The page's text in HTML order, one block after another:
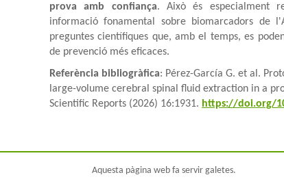
prova amb confiança. Això és especialment
informació fonamental sobre biomarcadors de
preguntes científiques que, amb el temps, es
de prevenció més eficaces.
Referència bibliogràfica: Pérez-García G. et al.
large-volume cerebral spinal fluid extraction in a
Scientific Reports (2026) 16:1931. https://doi.org/
Aquesta pàgina web fa servir galetes.